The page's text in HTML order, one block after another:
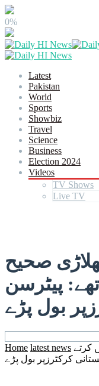
0%
Latest
Pakistan
World
Sports
Showbiz
Travel
Science
Business
Election 2024
Videos
TV Shows
Live TV
صحیح
پیٹرسن
بول پڑے
Home latest news کرتے
کرکٹرزپر بول پڑے